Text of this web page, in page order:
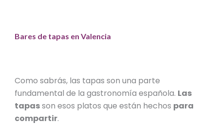
Bares de tapas en Valencia
Como sabrás, las tapas son una parte
fundamental de la gastronomía española. Las
tapasson esos platos que están hechos para
compartir.